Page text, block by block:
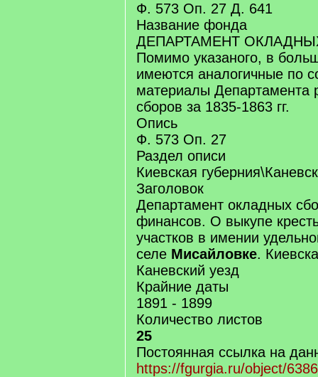
Ф. 573 Оп. 27 Д. 641
Название фонда
ДЕПАРТАМЕНТ
Помимо указаного, в
имеются аналогичные по
материалы Департамента
сборов за 1835-1863 гг.
Опись
Ф. 573 Оп. 27
Раздел описи
Киевская
Заголовок
Департамент окладных
финансов. О выкупе
участков в имении
селе Мисайловке.
Каневский уезд
Крайние даты
1891 - 1899
Количество листов
25
Постоянная ссылка на
https://fgurgia.ru/object/